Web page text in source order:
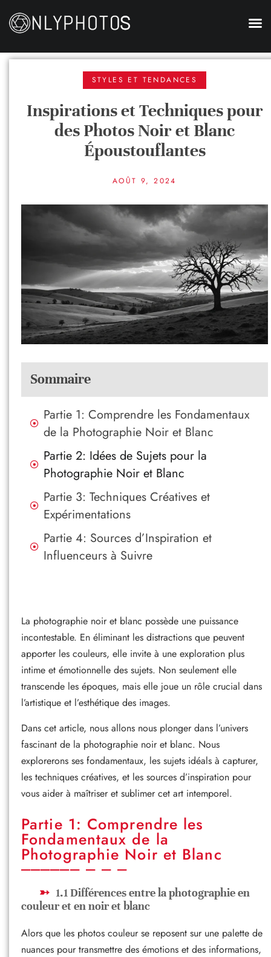
STYLES ET TENDANCES
Inspirations et Techniques pour
des Photos Noir et Blanc
Époustouflantes
AOÛT 9, 2024
Sommaire
Partie 1: Comprendre les Fondamentaux
de la Photographie Noir et Blanc
Partie 2: Idées de Sujets pour la
Photographie Noir et Blanc
Partie 3: Techniques Créatives et
Expérimentations
Partie 4: Sources d’Inspiration et
Influenceurs à Suivre
La photographie noir et blanc possède une puissance
incontestable. En éliminant les distractions que peuvent
apporter les couleurs, elle invite à une exploration plus
intime et émotionnelle des sujets. Non seulement elle
transcende les époques, mais elle joue un rôle crucial dans
l’artistique et l’esthétique des images.
Dans cet article, nous allons nous plonger dans l’univers
fascinant de la photographie noir et blanc. Nous
explorerons ses fondamentaux, les sujets idéals à capturer,
les techniques créatives, et les sources d’inspiration pour
vous aider à maîtriser et sublimer cet art intemporel.
Partie 1: Comprendre les
Fondamentaux de la
Photographie Noir et Blanc
1.1 Différences entre la photographie en
couleur et en noir et blanc
Alors que les photos couleur se reposent sur une palette de
nuances pour transmettre des émotions et des informations,